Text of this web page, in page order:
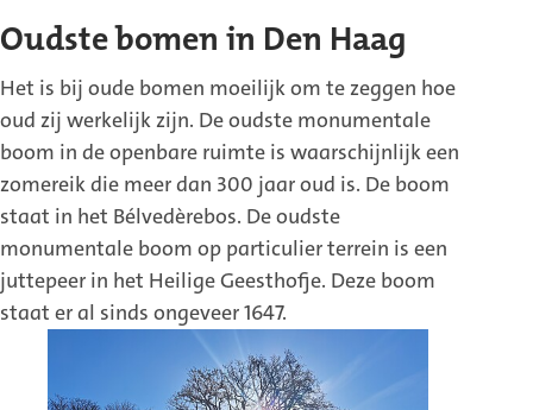
Oudste bomen in Den Haag
Het is bij oude bomen moeilijk om te zeggen hoe
oud zij werkelijk zijn. De oudste monumentale
boom in de openbare ruimte is waarschijnlijk een
zomereik die meer dan 300 jaar oud is. De boom
staat in het Bélvedèrebos. De oudste
monumentale boom op particulier terrein is een
juttepeer in het Heilige Geesthofje. Deze boom
staat er al sinds ongeveer 1647.